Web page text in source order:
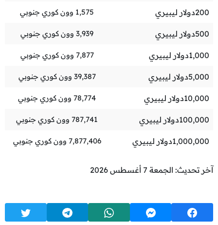
200دولار ليبيري 1,575 وون كوري جنوبي
500دولار ليبيري 3,939 وون كوري جنوبي
1,000دولار ليبيري 7,877 وون كوري جنوبي
5,000دولار ليبيري 39,387 وون كوري جنوبي
10,000دولار ليبيري 78,774 وون كوري جنوبي
100,000دولار ليبيري 787,741 وون كوري جنوبي
1,000,000دولار ليبيري 7,877,406 وون كوري جنوبي
آخر تحديث: الجمعة 7 أغسطس 2026